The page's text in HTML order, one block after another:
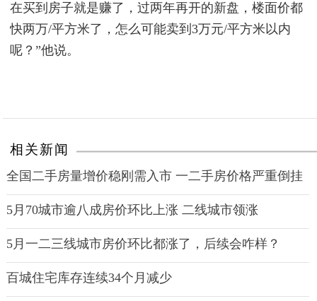
在买到房子就是赚了，过两年再开的新盘，楼面价都
快两万/平方米了，怎么可能卖到3万元/平方米以内
呢？”他说。
相关新闻
全国二手房量增价稳刚需入市 一二手房价格严重倒挂
5月70城市逾八成房价环比上涨 二线城市领涨
5月一二三线城市房价环比都涨了，后续会咋样？
百城住宅库存连续34个月减少